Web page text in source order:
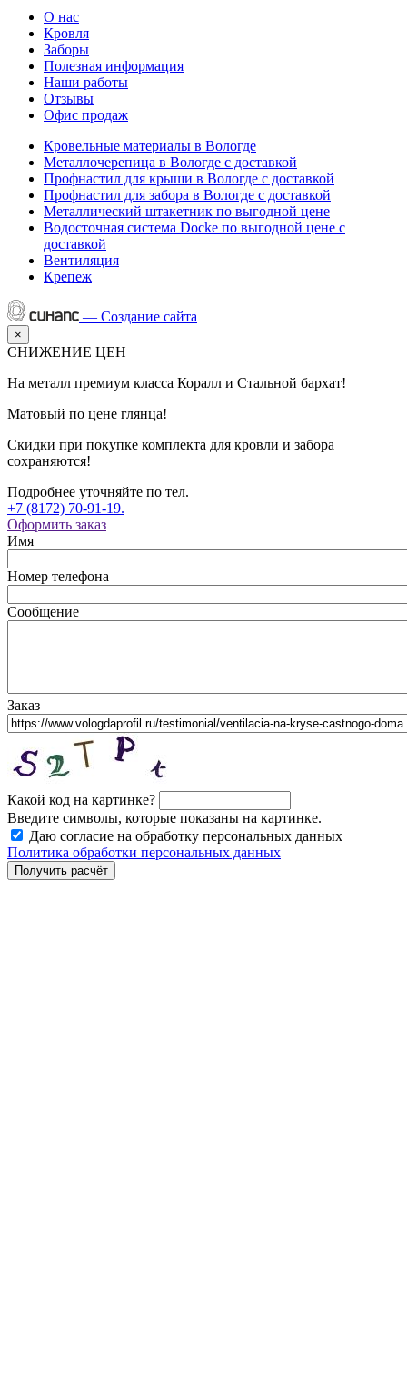
О нас
Кровля
Заборы
Полезная информация
Наши работы
Отзывы
Офис продаж
Кровельные материалы в Вологде
Металлочерепица в Вологде с доставкой
Профнастил для крыши в Вологде с доставкой
Профнастил для забора в Вологде с доставкой
Металлический штакетник по выгодной цене
Водосточная система Docke по выгодной цене с
доставкой
Вентиляция
Крепеж
— Создание сайта
×
СНИЖЕНИЕ ЦЕН
На металл премиум класса Коралл и Стальной бархат!
Матовый по цене глянца!
Скидки при покупке комплекта для кровли и забора
сохраняются!
Подробнее уточняйте по тел.
+7 (8172) 70-91-19.
Оформить заказ
Имя
Номер телефона
Сообщение
Заказ
Какой код на картинке?
Введите символы, которые показаны на картинке.
Даю согласие на обработку персональных данных
Политика обработки персональных данных